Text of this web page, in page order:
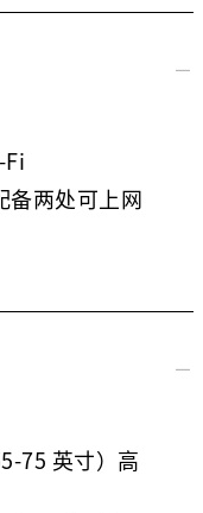
备两处可上网
75 英寸）高